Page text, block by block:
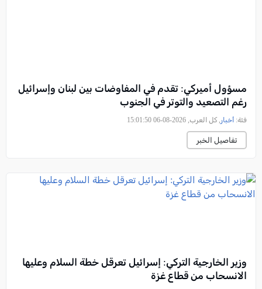
مسؤول أميركي: تقدم في المفاوضات بين لبنان وإسرائيل
رغم التصعيد والتوتر في الجنوب
فئة: أخبار , كل العرب, 2026-08-06 15:01:50
تفاصيل الخبر
وزير الخارجية التركي: إسرائيل تعرقل خطة السلام وعليها
الانسحاب من قطاع غزة